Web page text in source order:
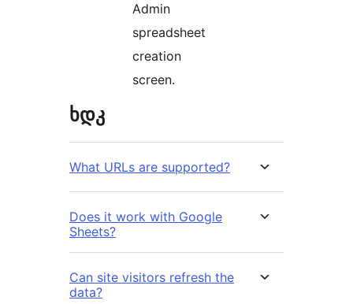
Admin
spreadsheet
creation
screen.
ხდკ
What URLs are supported?
Does it work with Google
Sheets?
Can site visitors refresh the
data?